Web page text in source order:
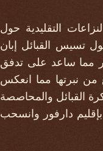
التقليدية حول
تسيس القبائل إبان
مما ساعد على تدفق
من نبرتها مما انعكس
القبائل والمحاصصة
دارفور وانسحب